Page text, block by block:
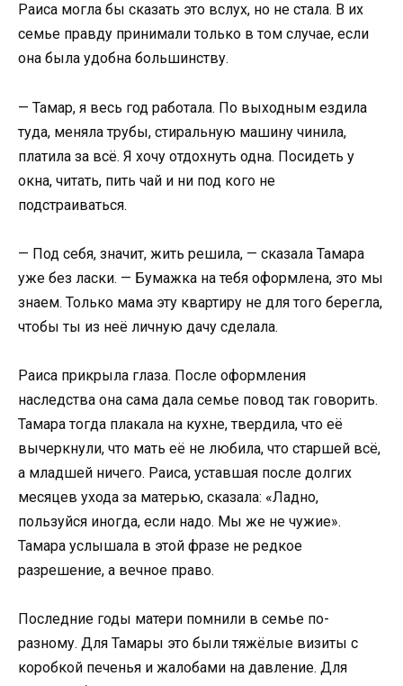
Раиса могла бы сказать это вслух, но не стала. В их
семье правду принимали только в том случае, если
она была удобна большинству.
— Тамар, я весь год работала. По выходным ездила
туда, меняла трубы, стиральную машину чинила,
платила за всё. Я хочу отдохнуть одна. Посидеть у
окна, читать, пить чай и ни под кого не
подстраиваться.
— Под себя, значит, жить решила, — сказала Тамара
уже без ласки. — Бумажка на тебя оформлена, это мы
знаем. Только мама эту квартиру не для того берегла,
чтобы ты из неё личную дачу сделала.
Раиса прикрыла глаза. После оформления
наследства она сама дала семье повод так говорить.
Тамара тогда плакала на кухне, твердила, что её
вычеркнули, что мать её не любила, что старшей всё,
а младшей ничего. Раиса, уставшая после долгих
месяцев ухода за матерью, сказала: «Ладно,
пользуйся иногда, если надо. Мы же не чужие».
Тамара услышала в этой фразе не редкое
разрешение, а вечное право.
Последние годы матери помнили в семье по-
разному. Для Тамары это были тяжёлые визиты с
коробкой печенья и жалобами на давление. Для